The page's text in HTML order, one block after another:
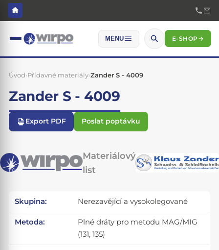
MENU E-SHOP→
Úvod›Přídavné materiály›Zander S - 4009
Zander S - 4009
Export PDF Poslat poptávku
Materiálový
list
Skupina: Nerezavějící a vysokolegované
Metoda:
Plné dráty pro metodu MAG/MIG
(131, 135)